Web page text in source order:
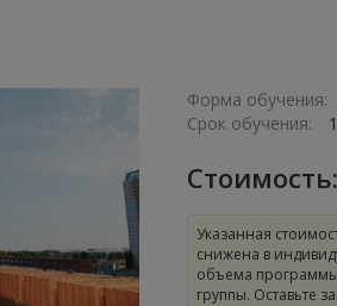
Форма обучения:
Срок обучения:
Указанная
снижена в
объема
группы. Оставьте